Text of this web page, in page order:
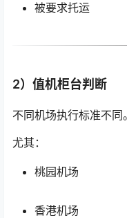
被要求托运
2）值机柜台判断
不同机场执行标准不同。
尤其：
桃园机场
香港机场